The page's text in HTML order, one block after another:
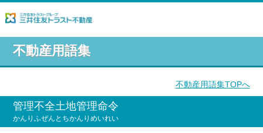
不動産用語集
不動産用語集TOPへ
管理不全土地管理命令
かんりふぜんとちかんりめいれい